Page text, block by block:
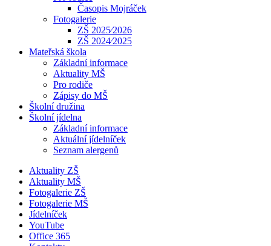
Časopis Mojráček
Fotogalerie
ZŠ 2025⁄2026
ZŠ 2024⁄2025
Mateřská škola
Základní informace
Aktuality MŠ
Pro rodiče
Zápisy do MŠ
Školní družina
Školní jídelna
Základní informace
Aktuální jídelníček
Seznam alergenů
Aktuality ZŠ
Aktuality MŠ
Fotogalerie ZŠ
Fotogalerie MŠ
Jídelníček
YouTube
Office 365